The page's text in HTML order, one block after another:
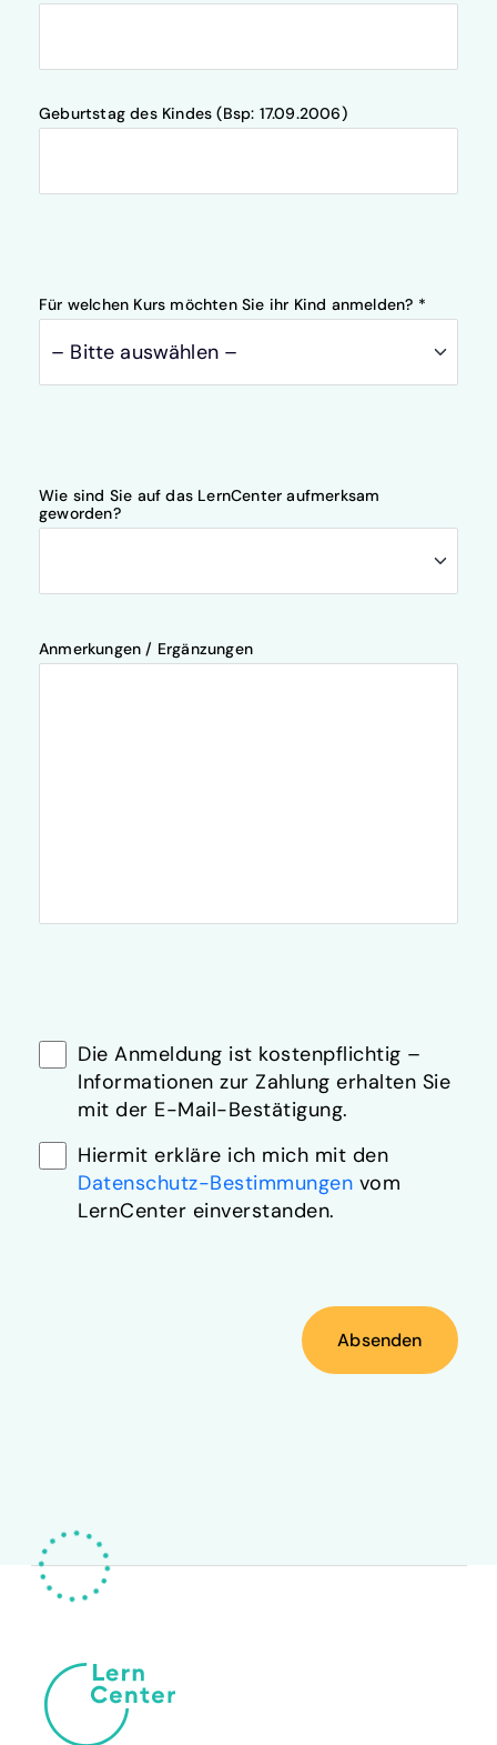
Geburtstag des Kindes (Bsp: 17.09.2006)
Für welchen Kurs möchten Sie ihr Kind anmelden? *
Wie sind Sie auf das LernCenter aufmerksam
geworden?
Anmerkungen / Ergänzungen
Die Anmeldung ist kostenpflichtig –
Informationen zur Zahlung erhalten Sie
mit der E-Mail-Bestätigung.
Hiermit erkläre ich mich mit den
Datenschutz-Bestimmungen vom
LernCenter einverstanden.